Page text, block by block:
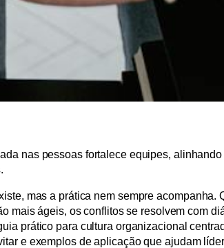
nas pessoas fortalece equipes,
mas a prática nem sempre acompanha.
mais ágeis, os conflitos se resolvem com
prático para cultura organizacional
e exemplos de aplicação que ajudam